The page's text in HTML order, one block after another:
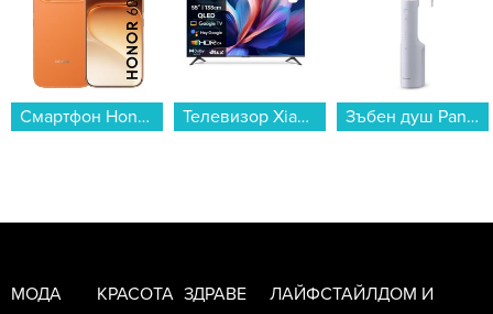
Телевизор Xiaomi A Pro 55 2026 / ELA5974EU , 138 см, 3840x2160 UHD-4K , 55 inch, Android , QLED ... Зъбен душ Panasonic EW-DJ26-V303 , 0.2 L... Кафеавтомат Philips EP3343/50 LatteGo...
МОДА КРАСОТА ЗДРАВЕ ЛАЙФСТАЙЛДОМ И